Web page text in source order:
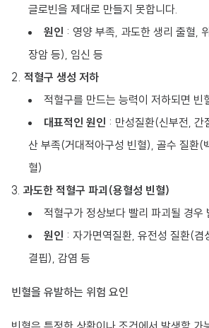
글로빈을 제대로 만들지 못합니다.
원인 : 영양 부족, 과도한 생리 출혈,
장암 등), 임신 등
적혈구 생성 저하
적혈구를 만드는 능력이 저하되면 빈
대표적인 원인 : 만성질환(신부전, 간
산 부족(거대적아구성 빈혈), 골수 질환(
혈)
과도한 적혈구 파괴(용혈성 빈혈)
적혈구가 정상보다 빨리 파괴될 경우
원인 : 자가면역질환, 유전성 질환(
결핍), 감염 등
빈혈을 유발하는 위험 요인